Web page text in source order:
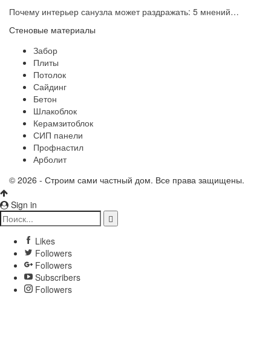
Почему интерьер санузла может раздражать: 5 мнений…
Стеновые материалы
Забор
Плиты
Потолок
Сайдинг
Бетон
Шлакоблок
Керамзитоблок
СИП панели
Профнастил
Арболит
© 2026 - Строим сами частный дом. Все права защищены.
Sign in
Likes
Followers
Followers
Subscribers
Followers